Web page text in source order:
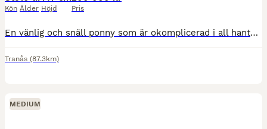
Kön Ålder Höjd Pris
En vänlig och snäll ponny som är okomplicerad i all hantering såsom sko, klippa, duscha, lasta. Tävlad hoppning och kommer nästan alltid hem med rosetter. Med dottern mestadels tävlad LD/LC, med tidi
Tranås (87.3km)
MEDIUM